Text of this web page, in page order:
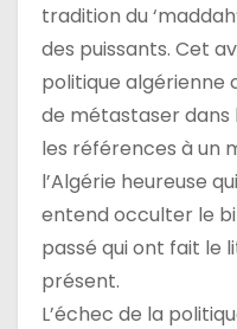
tradition du
des puissants. Cet
politique algérienne
de métastaser dans
les références à un
l’Algérie heureuse
entend occulter le
passé qui ont fait le
présent.
L’échec de la